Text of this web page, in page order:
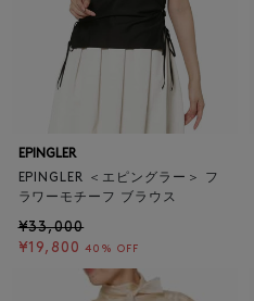
EPINGLER
EPINGLER ＜エピングラー＞ フ
ラワーモチーフ ブラウス
¥33,000
¥19,800 40% OFF